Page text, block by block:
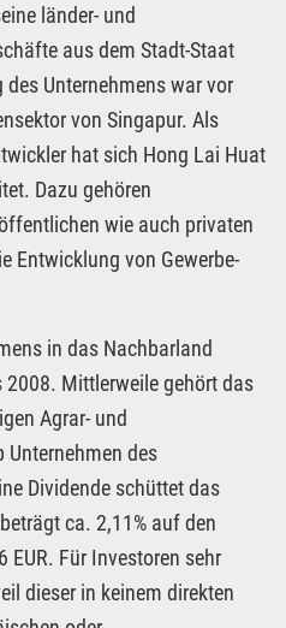
länder- und
aus dem Stadt-Staat
Unternehmens war vor
von Singapur. Als
hat sich Hong Lai Huat
Dazu gehören
wie auch privaten
Entwicklung von Gewerbe-
in das Nachbarland
Mittlerweile gehört das
Agrar- und
Unternehmen des
Dividende schüttet das
ca. 2,11% auf den
EUR. Für Investoren sehr
dieser in keinem direkten